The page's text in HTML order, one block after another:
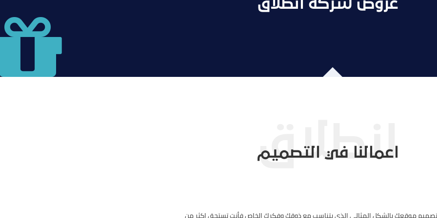
عروض شركة انطلاق
اعمالنا في التصميم